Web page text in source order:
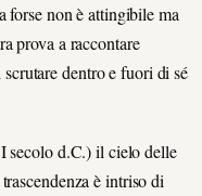
non è attingibile ma
prova a raccontare
dentro e fuori di sé
secolo d.C.) il cielo delle
è intriso di